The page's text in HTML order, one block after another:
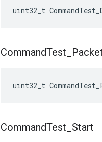
uint32_t
CommandTest
uint32_t
CommandTest Start